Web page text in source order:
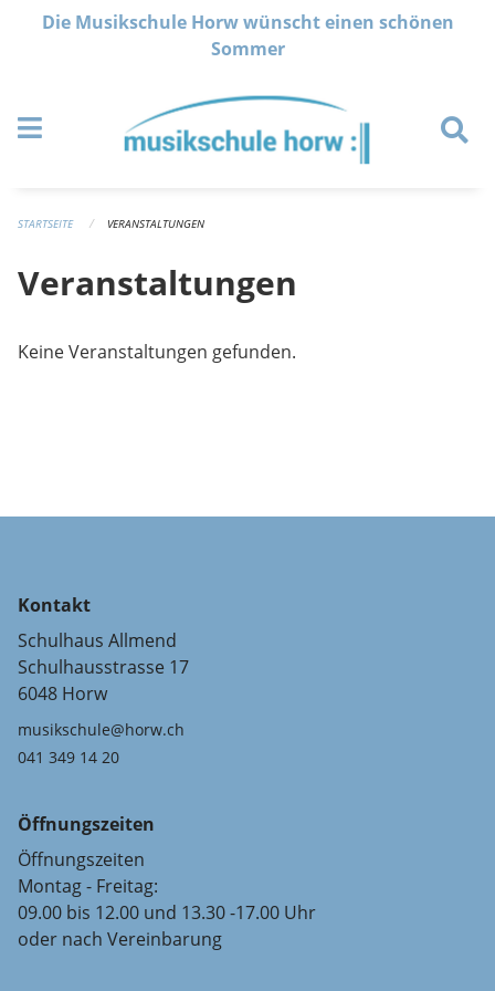
Navigation überspringen
Die Musikschule Horw wünscht einen schönen
Sommer
STARTSEITE VERANSTALTUNGEN
Veranstaltungen
Keine Veranstaltungen gefunden.
Kontakt
Schulhaus Allmend
Schulhausstrasse 17
6048 Horw
musikschule@horw.ch
041 349 14 20
Öffnungszeiten
Öffnungszeiten
Montag - Freitag:
09.00 bis 12.00 und 13.30 -17.00 Uhr
oder nach Vereinbarung